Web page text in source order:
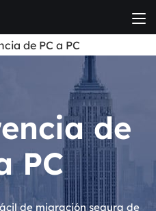
de PC a PC
de
PC
de migración segura de